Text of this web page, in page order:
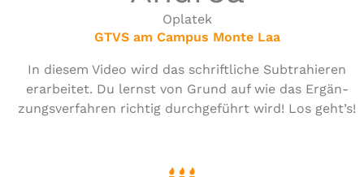
Oplatek
GTVS am Campus Monte Laa
In diesem Video wird das schrift­li­che Sub­tra­hie­ren
erar­bei­tet. Du lernst von Grund auf wie das Ergän­
zungs­ver­fah­ren richtig durch­ge­führt wird! Los geht’s!